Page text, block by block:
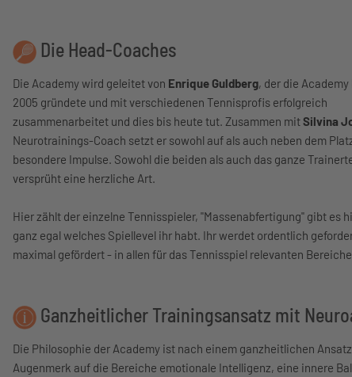
Die Head-Coaches
Die Academy wird geleitet von Enrique Guldberg, der die
2005 gründete und mit verschiedenen Tennisprofis erfolgreich
zusammenarbeitet und dies bis heute tut. Zusammen mitSilvina
Neurotrainings-Coach setzt er sowohl auf als auch neben dem
besondere Impulse. Sowohl die beiden als auch das ganze
versprüht eine herzliche Art.
Hier zählt der einzelne Tennisspieler, "Massenabfertigung" gibt es
ganz egal welches Spiellevel ihr habt. Ihr werdet ordentlich
maximal gefördert - in allen für das Tennisspiel relevanten
Ganzheitlicher Trainingsansatz mit
Die Philosophie der Academy ist nach einem ganzheitlichen
Augenmerk auf die Bereiche emotionale Intelligenz, eine innere